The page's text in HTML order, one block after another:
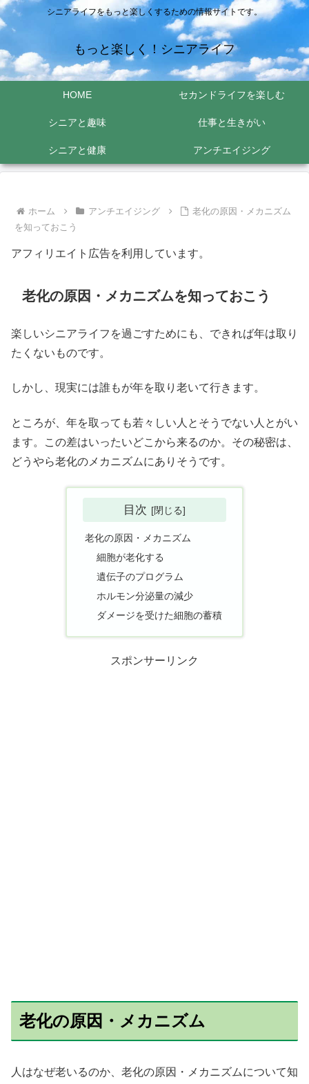
シニアライフをもっと楽しくするための情報サイトです。
もっと楽しく！シニアライフ
HOME セカンドライフを楽しむ
シニアと趣味 仕事と生きがい
シニアと健康 アンチエイジング
ホーム アンチエイジング
老化の原因・メカニズム
を知っておこう
アフィリエイト広告を利用しています。
老化の原因・メカニズムを知っておこう
楽しいシニアライフを過ごすためにも、できれば年は取り
たくないものです。
しかし、現実には誰もが年を取り老いて行きます。
ところが、年を取っても若々しい人とそうでない人とがい
ます。この差はいったいどこから来るのか。その秘密は、
どうやら老化のメカニズムにありそうです。
目次
老化の原因・メカニズム
細胞が老化する
遺伝子のプログラム
ホルモン分泌量の減少
ダメージを受けた細胞の蓄積
スポンサーリンク
老化の原因・メカニズム
人はなぜ老いるのか、老化の原因・メカニズムについて知